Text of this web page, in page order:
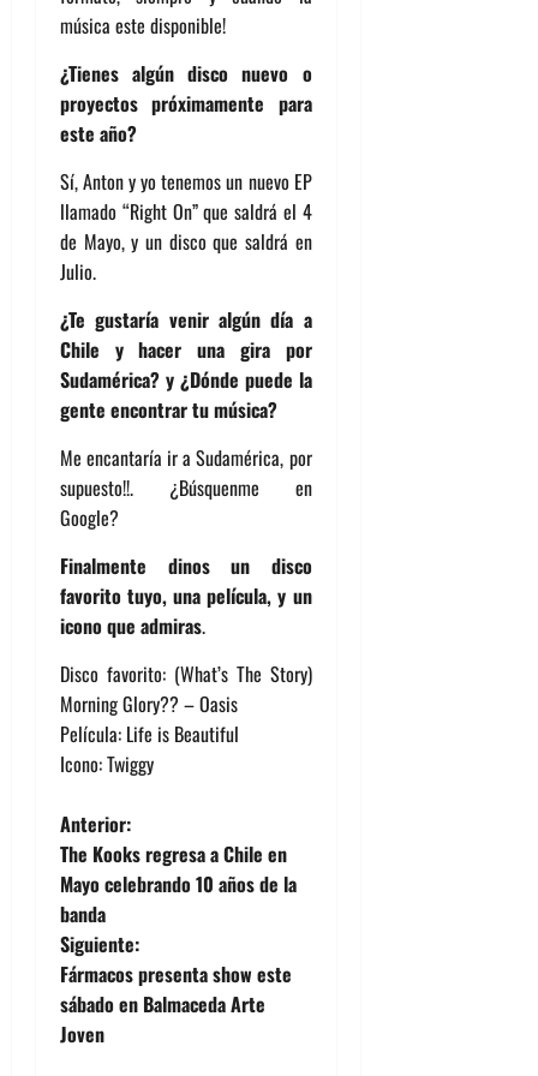
música este disponible!
¿Tienes algún disco nuevo o
proyectos próximamente para
este año?
Sí, Anton y yo tenemos un nuevo EP
llamado “Right On” que saldrá el 4
de Mayo, y un disco que saldrá en
Julio.
¿Te gustaría venir algún día a
Chile y hacer una gira por
Sudamérica? y ¿Dónde puede la
gente encontrar tu música?
Me encantaría ir a Sudamérica, por
supuesto!!. ¿Búsquenme en
Google?
Finalmente dinos un disco
favorito tuyo, una película, y un
icono que admiras.
Disco favorito: (What’s The Story)
Morning Glory?? – Oasis
Película: Life is Beautiful
Icono: Twiggy
N
a
v
e
g
Anterior:
The Kooks regresa a Chile en
Mayo celebrando 10 años de la
banda
Siguiente:
Fármacos presenta show este
sábado en Balmaceda Arte
Joven